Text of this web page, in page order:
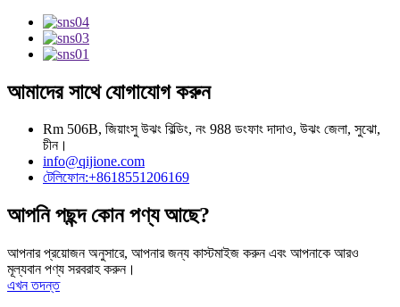
আমাদের সাথে যোগাযোগ করুন
Rm 506B, জিয়াংসু উঝং বিল্ডিং, নং 988 ডংফাং দাদাও, উঝং জেলা, সুঝো,
চীন।
info@qijione.com
টেলিফোন:+8618551206169
আপনি পছন্দ কোন পণ্য আছে?
আপনার প্রয়োজন অনুসারে, আপনার জন্য কাস্টমাইজ করুন এবং আপনাকে আরও
মূল্যবান পণ্য সরবরাহ করুন।
এখন তদন্ত